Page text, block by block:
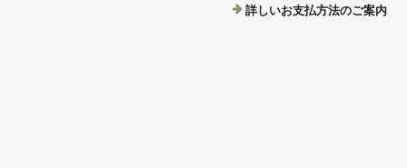
詳しいお支払方法のご案内